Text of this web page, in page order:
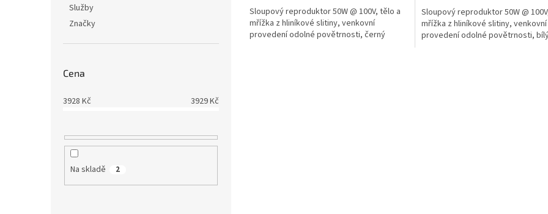
Služby
Značky
Cena
3928 Kč 3929Kč
Na skladě 2
Sloupový reproduktor 50W @ 100V, tělo a
mřížka z hliníkové slitiny, venkovní
provedení odolné povětrnosti, černý
Sloupový reproduktor 50W @
mřížka z hliníkové slitiny, venkovní
provedení odolné povětrnosti,